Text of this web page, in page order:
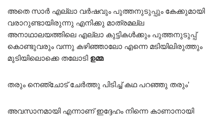
അതെ സാർ എല്ലാ വർഷവും പുത്തനുടുപ്പും കേക്കുമായി
വരാറുണ്ടായിരുന്നു എനിക്കു മാത്രമല്ല
അനാഥാലയത്തിലെ എല്ലാ കുട്ടികൾക്കും പുത്തനുടുപ്പ്
കൊണ്ടുവരും വന്നു കഴിഞ്ഞാലോ എന്നെ മടിയിലിരുത്തും
മുടിയിലൊക്കെ തലോടി ഉമ്മ
തരും നെഞ്ചോട് ചേർത്തു പിടിച്ച് കഥ പറഞ്ഞു തരും’
അവസാനമായി എന്നാണ് ഇദ്ദേഹം നിന്നെ കാണാനായി